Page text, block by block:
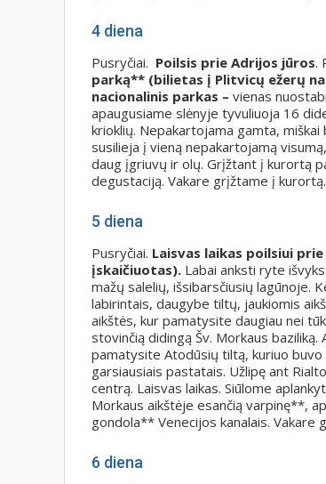
4 diena
Pusryčiai. Poilsis prie Adrijos jūros.
parką** (bilietas į Plitvicų ežerų
nacionalinis parkas – vienas
apaugusiame slėnyje tyvuliuoja 16
krioklių. Nepakartojama gamta,
susilieja į vieną nepakartojamą
daug įgriuvų ir olų. Grįžtant į kurortą
degustaciją. Vakare grįžtame į
5 diena
Pusryčiai. Laisvas laikas poilsiui
įskaičiuotas). Labai anksti ryte
mažų salelių, išsibarsčiusių lagūnoje.
labirintais, daugybe tiltų, jaukiomis
aikštės, kur pamatysite daugiau nei
stovinčią didingą Šv. Morkaus
pamatysite Atodūsių tiltą, kuriuo
garsiausiais pastatais. Užlipę ant
centrą. Laisvas laikas. Siūlome
Morkaus aikštėje esančią varpinę**,
gondola** Venecijos kanalais. Vakare
6 diena